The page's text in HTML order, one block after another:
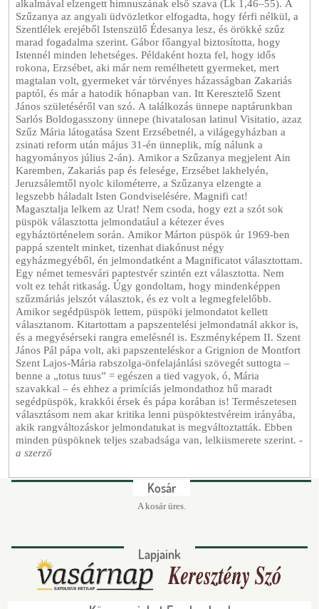
alkalmával elzengett himnuszának első szava (Lk 1,46–55). A
Szűzanya az angyali üdvözletkor elfogadta, hogy férfi nélkül, a
Szentlélek erejéből Istenszülő Édesanya lesz, és örökké szűz
marad fogadalma szerint. Gábor főangyal biztosította, hogy
Istennél minden lehetséges. Példaként hozta fel, hogy idős
rokona, Erzsébet, aki már nem remélhetett gyermeket, mert
magtalan volt, gyermeket vár törvényes házasságban Zakariás
paptól, és már a hatodik hónapban van. Itt Keresztelő Szent
János születéséről van szó. A találkozás ünnepe naptárunkban
Sarlós Boldogasszony ünnepe (hivatalosan latinul Visitatio, azaz
Szűz Mária látogatása Szent Erzsébetnél, a világegyházban a
zsinati reform után május 31-én ünneplik, míg nálunk a
hagyományos július 2-án). Amikor a Szűzanya megjelent Ain
Karemben, Zakariás pap és felesége, Erzsébet lakhelyén,
Jeruzsálemtől nyolc kilométerre, a Szűzanya elzengte a
legszebb háladalt Isten Gondviselésére. Magnifi cat!
Magasztalja lelkem az Urat! Nem csoda, hogy ezt a szót sok
püspök választotta jelmondatául a kétezer éves
egyháztörténelem során. Amikor Márton püspök úr 1969-ben
pappá szentelt minket, tizenhat diakónust négy
egyházmegyéből, én jelmondatként a Magnificatot választottam.
Egy német temesvári paptestvér szintén ezt választotta. Nem
volt ez tehát ritkaság. Úgy gondoltam, hogy mindenképpen
szűzmáriás jelszót választok, és ez volt a legmegfelelőbb.
Amikor segédpüspök lettem, püspöki jelmondatot kellett
választanom. Kitartottam a papszentelési jelmondatnál akkor is,
és a megyésérseki rangra emelésnél is. Eszményképem II. Szent
János Pál pápa volt, aki papszenteléskor a Grignion de Montfort
Szent Lajos-Mária rabszolga-önfelajánlási szövegét suttogta –
benne a „totus tuus” = egészen a tied vagyok, ó, Mária
szavakkal – és ehhez a primíciás jelmondathoz hű maradt
segédpüspök, krakkói érsek és pápa korában is! Természetesen
választásom nem akar kritika lenni püspöktestvéreim irányába,
akik rangváltozáskor jelmondatukat is megváltoztatták. Ebben
minden püspöknek teljes szabadsága van, lelkiismerete szerint. -
a szerző
Kosár
A kosár üres.
Lapjaink